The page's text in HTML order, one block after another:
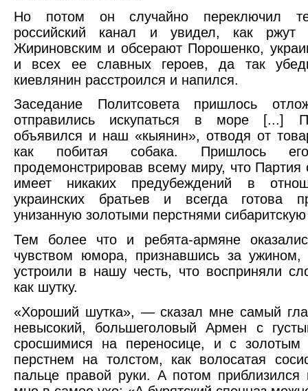
Но потом он случайно переключил
российский канал и увидел, как ржут
Жириновским и обсерают Порошенко,
и всех ее славных героев, да так
киевлянин расстроился и напился.
Заседание Политсовета пришлось
отправились искупаться в море [...]
объявился и наш «кыянин», отводя от
как побитая собака. Пришлось
продемонстрировав всему миру, что Партия
имеет никаких предубеждений в
украинских братьев и всегда готова
унизанную золотыми перстнями сибаритскую
Тем более что и ребята-армяне
чувством юмора, признавшись за ужином,
устроили в нашу честь, что восприняли
как шутку.
«Хороший шутка», — сказал мне самый
невысокий, большеголовый Армен с
сросшимися на переносице, и с золотым
перстнем на толстом, как волосатая
пальце правой руки. А потом